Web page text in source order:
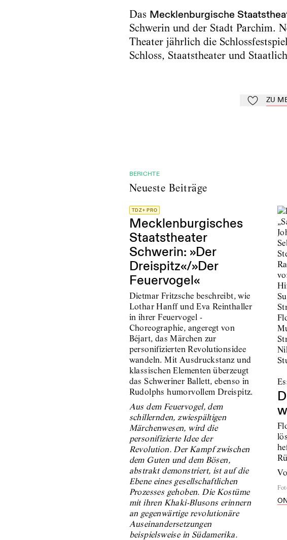
Das Mecklenburgische
Schwerin und der Stadt Parchim.
Theater jährlich die
Schloss, Staatstheater und
Zu Mein-
ZU
BERICHTE
Neueste Beiträge
TDZ+ PRO
Mecklenburgisches
Staatstheater
Schwerin: »Der
Dreispitz«/»Der
Feuervogel«
Dietmar Fritzsche beschreibt, wie
Lothar Hanff und Eva Reinthaller
in ihrer Feuervogel -
Choreographie, angeregt von
Béjart, das Märchen zur
personifizierten Revolutionsidee
wandeln. Mit Ausdruckstanz und
klassischen Elementen überzeugt
das Schweriner Ballett, ebenso in
Rudolphs humorvollem Dreispitz.
Aus dem Feuervogel, dem
schillernden, zwiespältigen
Märchenwesen, wird die
personifizierte Idee der
Revolution. Der Kampf zwischen
dem Guten und dem Bösen,
abstrakt demonstriert, ist auf die
Ebene eines gesellschaftlichen
Prozesses gehoben. Die Kostüme
mit ihren Khaki-Blusons erinnern
an gegenwärtige revolutionäre
Auseinandersetzungen
beispielsweise in Südamerika.